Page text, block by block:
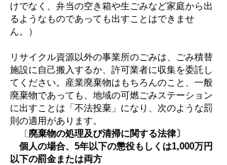
けでなく、弁当の空き箱や生ごみなど家庭から出
るようなものであっても出すことはできませ
ん。）
リサイクル資源以外の事業所のごみは、ごみ積替
施設に自己搬入するか、許可業者に収集を委託し
てください。産業廃棄物はもちろんのこと、一般
廃棄物であっても、地域の可燃ごみステーション
に出すことは「不法投棄」になり、次のような罰
則の適用があります。
〔廃棄物の処理及び清掃に関する法律〕
個人の場合、5年以下の懲役もしくは1,000万円
以下の罰金または両方